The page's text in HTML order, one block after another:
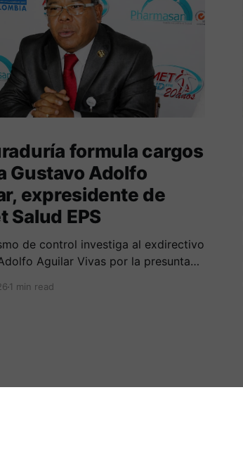
formula cargos
Gustavo Adolfo
expresidente de
Salud EPS
de control investiga al exdirectivo
Aguilar Vivas por la presunta
entre 2020 y 2023.
1 min read